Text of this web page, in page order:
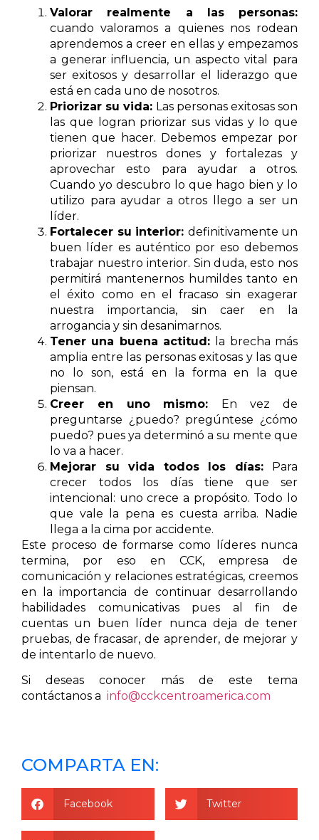
Valorar realmente a las personas:
cuando valoramos a quienes nos rodean
aprendemos a creer en ellas y empezamos
a generar influencia, un aspecto vital para
ser exitosos y desarrollar el liderazgo que
está en cada uno de nosotros.
Priorizar su vida: Las personas exitosas son
las que logran priorizar sus vidas y lo que
tienen que hacer. Debemos empezar por
priorizar nuestros dones y fortalezas y
aprovechar esto para ayudar a otros.
Cuando yo descubro lo que hago bien y lo
utilizo para ayudar a otros llego a ser un
líder.
Fortalecer su interior: definitivamente un
buen líder es auténtico por eso debemos
trabajar nuestro interior. Sin duda, esto nos
permitirá mantenernos humildes tanto en
el éxito como en el fracaso sin exagerar
nuestra importancia, sin caer en la
arrogancia y sin desanimarnos.
Tener una buena actitud:
la brecha más
amplia entre las personas exitosas y las que
no lo son, está en la forma en la que
piensan.
Creer en uno mismo: En vez de
preguntarse ¿puedo? pregúntese ¿cómo
puedo? pues ya determinó a su mente que
lo va a hacer.
Mejorar su vida todos los días: Para
crecer todos los días tiene que ser
intencional: uno crece a propósito. Todo lo
que vale la pena es cuesta arriba. Nadie
llega a la cima por accidente.
Este proceso de formarse como líderes nunca
termina, por eso en CCK, empresa de
comunicación y relaciones estratégicas, creemos
en la importancia de continuar desarrollando
habilidades comunicativas pues al fin de
cuentas un buen líder nunca deja de tener
pruebas, de fracasar, de aprender, de mejorar y
de intentarlo de nuevo.
Si deseas conocer más de este tema
contáctanos a info@cckcentroamerica.com
COMPARTA EN:
Facebook Twitter